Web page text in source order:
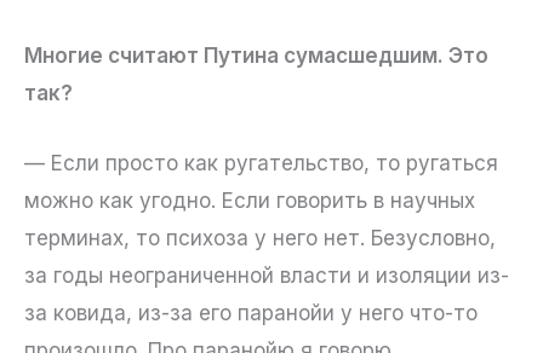
Многие считают Путина сумасшедшим. Это
так?
— Если просто как ругательство, то ругаться
можно как угодно. Если говорить в научных
терминах, то психоза у него нет. Безусловно,
за годы неограниченной власти и изоляции из-
за ковида, из-за его паранойи у него что-то